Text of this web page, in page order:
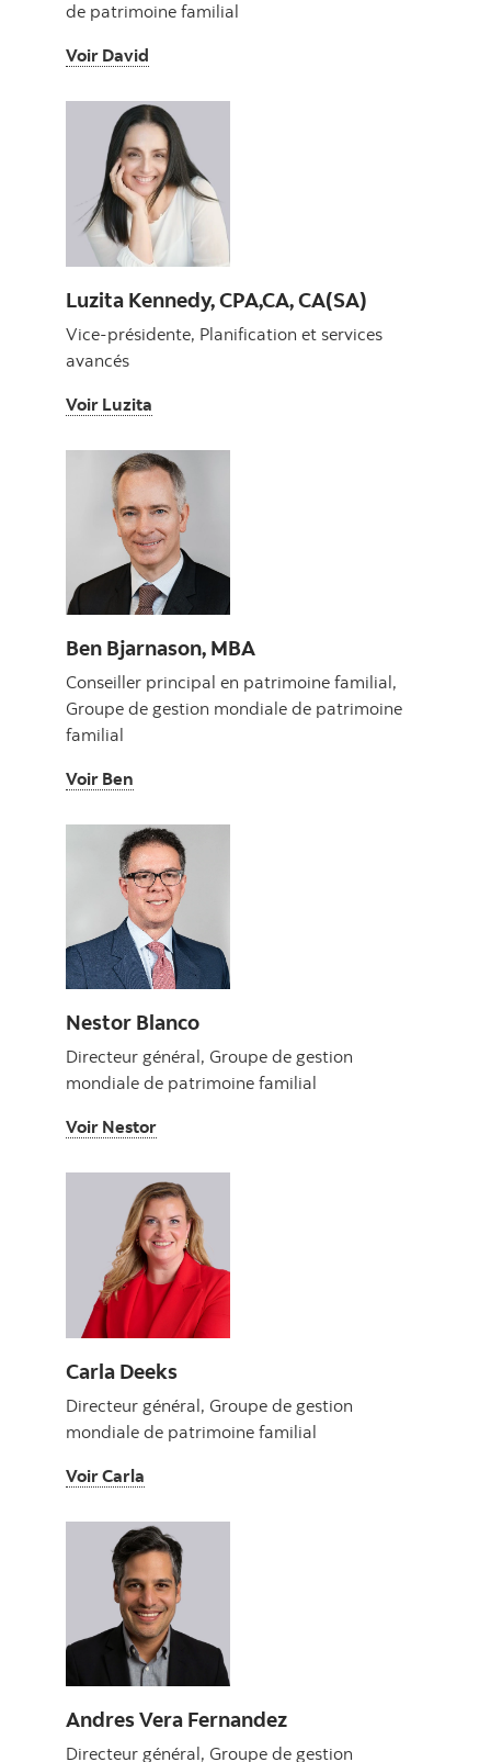
de patrimoine familial
Voir David
Luzita Kennedy, CPA,CA, CA(SA)
Vice-présidente, Planification et services
avancés
Voir Luzita
Ben Bjarnason, MBA
Conseiller principal en patrimoine familial,
Groupe de gestion mondiale de patrimoine
familial
Voir Ben
Nestor Blanco
Directeur général, Groupe de gestion
mondiale de patrimoine familial
Voir NestorVoir Nestor
Carla Deeks
Directeur général, Groupe de gestion
mondiale de patrimoine familial
Voir Carla
Andres Vera Fernandez
Directeur général, Groupe de gestion